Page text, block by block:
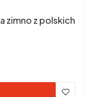
zimno z polskich